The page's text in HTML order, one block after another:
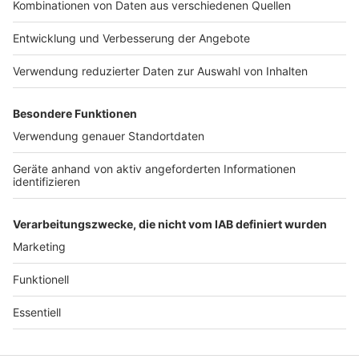
euch hochwertige und
https://www.7days.de/nota
ufnahme WERBUNG Hier
Werbepartnern und
„NotAufnahme“:
https://linktr.ee/notaufnah
Schickt gerne eine E-Mail
Werbung in diesem Podcast schalten? Schickt
gerne eine E-Mail an: hallo@podever.de
Jobs
Presse
Werben
Archiv
ANTENNE BAYERN GROUP
Stiftung ANTENNE BAYERN
hilft
Teilnahmebedingungen
Grounding Page ANTENNE
BAYERN
Studio-Hotline
Verkehrs-Hotline
Datenschutz­erklärung